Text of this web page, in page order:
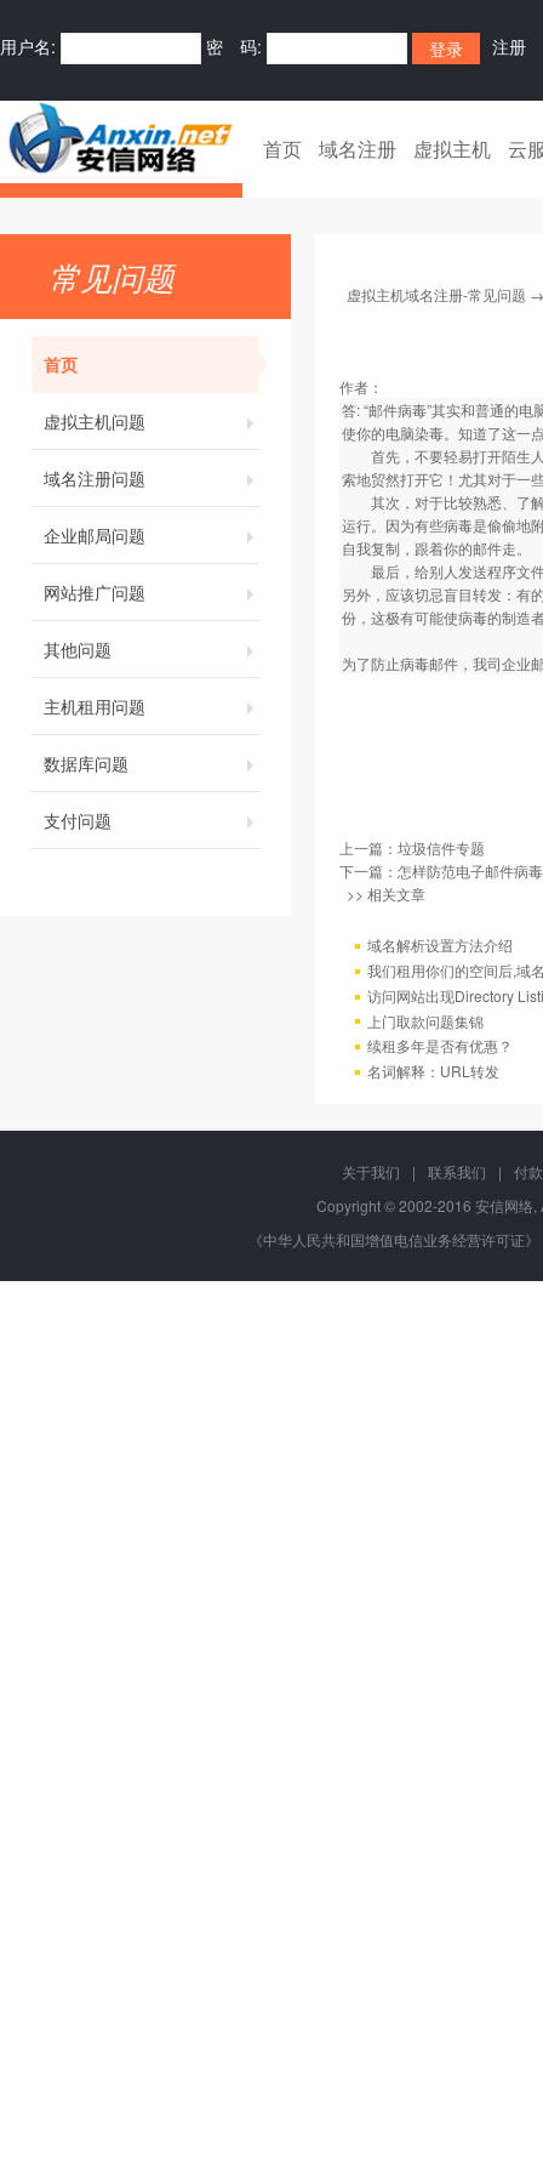
用户名: 密 码: 注册
首页 域名注册 虚拟主机 云
常见问题
首页
虚拟主机问题
域名注册问题
企业邮局问题
网站推广问题
其他问题
主机租用问题
数据库问题
支付问题
虚拟主机域名注册-常见问题
作者：
答: “邮件病毒”其实和普通的
使你的电脑染毒。知道了这一
首先，不要轻易打开陌生人
索地贸然打开它！尤其对于一
其次，对于比较熟悉、了解
运行。因为有些病毒是偷偷地
自我复制，跟着你的邮件走。
最后，给别人发送程序文件
另外，应该切忌盲目转发：有
份，这极有可能使病毒的制造
为了防止病毒邮件，我司企业
上一篇： 垃圾信件专题
下一篇： 怎样防范电子邮件病
>> 相关文章
域名解析设置方法介绍
我们租用你们的空间后,域
访问网站出现Directory
上门取款问题集锦
续租多年是否有优惠？
名词解释：URL转发
关于我们 | 联系我们 |
付
Copyright © 2002-2016 安信网
《中华人民共和国增值电信业务经营许可